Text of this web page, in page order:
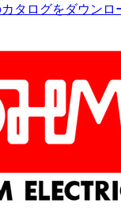
タログをダウンロ